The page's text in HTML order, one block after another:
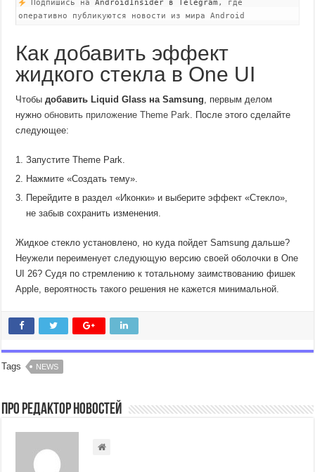
Подпишись наAndroidInsider в Telegram , где
оперативно публикуются новости из мира Android
Как добавить эффект
жидкого стекла в One UI
Чтобыдобавить Liquid Glass на Samsung , первым делом
нужнообновить приложение Theme Park . После этого сделайте
следующее:
Запустите Theme Park.
Нажмите «Создать тему».
Перейдите в раздел «Иконки» и выберите эффект «Стекло»,
не забыв сохранить изменения.
Жидкое стекло установлено, но куда пойдет Samsung дальше?
Неужели переименует следующую версию своей оболочки в One
UI 26? Судя по стремлению к тотальному заимствованию фишек
Apple, вероятность такого решения не кажется минимальной.
Tags NEWS
Про Редактор Новостей